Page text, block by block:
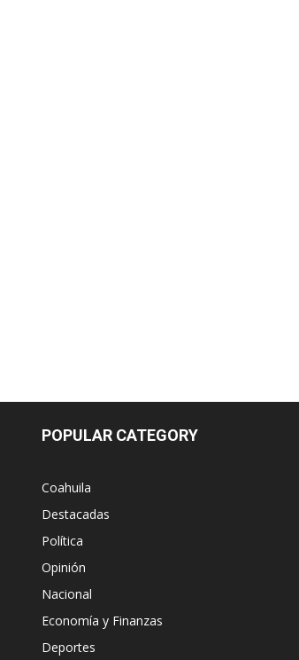
POPULAR CATEGORY
Coahuila
Destacadas
Política
Opinión
Nacional
Economía y Finanzas
Deportes